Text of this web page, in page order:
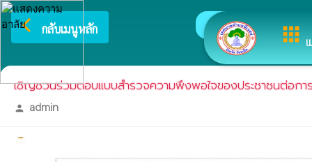
apps
arrow_back_ios กลับเมนูหลัก ยินดีต้อ
เชิญชวนร่วมตอบแบบสำรวจความพึงพอใจของประชาชนต่อกา
person admin